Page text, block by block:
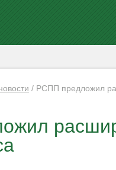
/ РСПП предложил